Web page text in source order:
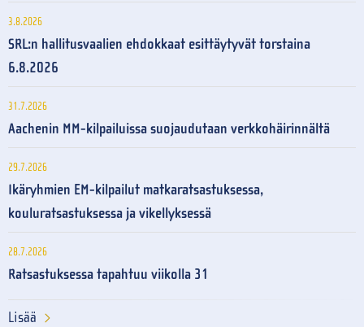
3.8.2026
SRL:n hallitusvaalien ehdokkaat esittäytyvät torstaina
6.8.2026
31.7.2026
Aachenin MM-kilpailuissa suojaudutaan verkkohäirinnältä
29.7.2026
Ikäryhmien EM-kilpailut matkaratsastuksessa,
kouluratsastuksessa ja vikellyksessä
28.7.2026
Ratsastuksessa tapahtuu viikolla 31
Lisää